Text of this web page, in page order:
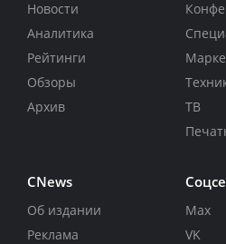
Новости
Аналитика
Рейтинги
Обзоры
Архив
ТВ
CNews
Об издании
Реклама
Max
VK